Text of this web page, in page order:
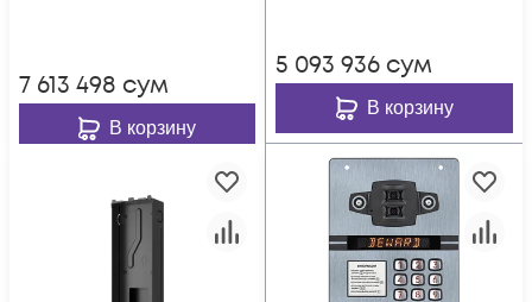
7 613 498 сум
В корзину
5 093 936 сум
В корзину